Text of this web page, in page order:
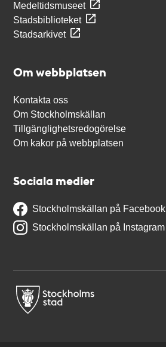
Medeltidsmuseet
Stadsbiblioteket
Stadsarkivet
Om webbplatsen
Kontakta oss
Om Stockholmskällan
Tillgänglighetsredogörelse
Om kakor på webbplatsen
Sociala medier
Stockholmskällan på Facebook
Stockholmskällan på Instagram